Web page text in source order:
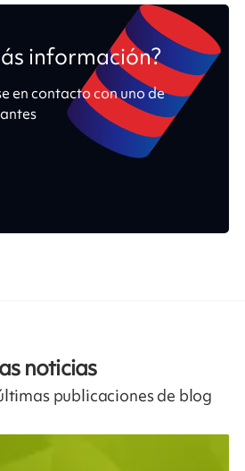
información?
en contacto con uno de
noticias
publicaciones de blog